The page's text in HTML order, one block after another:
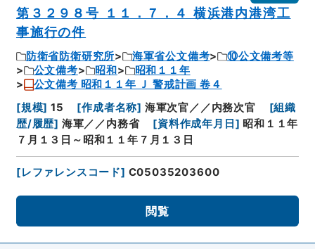
第３２９８号 １１．７．４ 横浜港内港湾工
事施行の件
防衛省防衛研究所 海軍省公文備考
⑩公文備考等
公文備考
昭和
昭和１１年
公文備考 昭和１１年 Ｊ 警戒計画 卷４
[規模] 15 [作成者名称] 海軍次官／／内務次官 [組織
歴/履歴] 海軍／／内務省 [資料作成年月日 ] 昭和１１年
７月１３日～昭和１１年７月１３日
[レファレンスコード] C05035203600
閲覧